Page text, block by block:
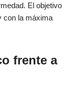
El objetivo
con la máxima
frente a